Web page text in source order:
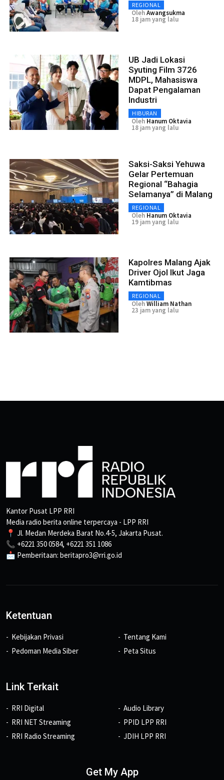
REGIONAL
OlehAwangsukma
18 jam yang lalu
UB Jadi Lokasi
Syuting Film 3726
MDPL, Mahasiswa
Dapat Pengalaman
Industri
HIBURAN
Oleh Hanum Oktavia
18 jam yang lalu
Saksi-Saksi Yehuwa
Gelar Pertemuan
Regional “Bahagia
Selamanya” di Malang
REGIONAL
Oleh Hanum Oktavia
19 jam yang lalu
Kapolres Malang Ajak
Driver Ojol Ikut Jaga
Kamtibmas
REGIONAL
OlehWilliam Nathan
23 jam yang lalu
Kantor Pusat LPP RRI
Media radio berita online terpercaya - LPP RRI
📍 Jl. Medan Merdeka Barat No.4-5, Jakarta Pusat.
📞 +6221 350 0584, +6221 351 1086
📩 Pemberitaan: beritapro3@rri.go.id
Ketentuan
Kebijakan Privasi
Pedoman Media Siber
Tentang Kami
Peta Situs
Link Terkait
RRI Digital
RRI NET Streaming
RRI Radio Streaming
Audio Library
PPID LPP RRI
JDIH LPP RRI
Get My App